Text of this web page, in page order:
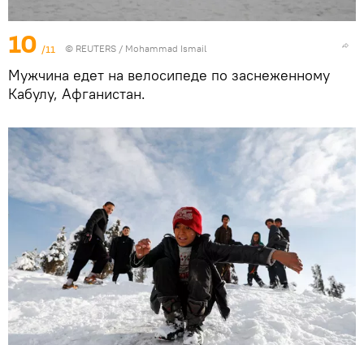
10 /11 © REUTERS / Mohammad Ismail
Мужчина едет на велосипеде по заснеженному
Кабулу, Афганистан.